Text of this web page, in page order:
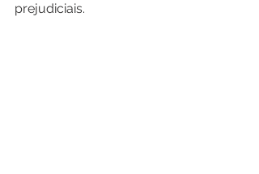
prejudiciais.